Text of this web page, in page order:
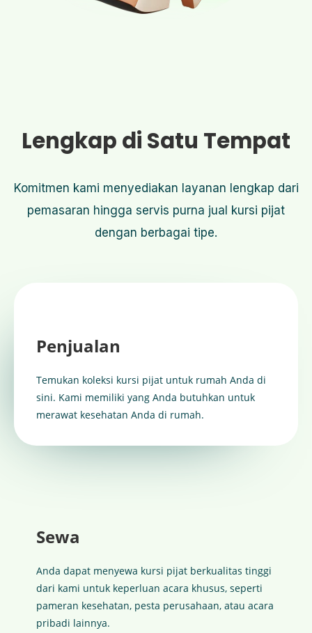
Lengkap di Satu Tempat
Komitmen kami menyediakan layanan lengkap dari
pemasaran hingga servis purna jual kursi pijat
dengan berbagai tipe.
Penjualan
Temukan koleksi kursi pijat untuk rumah Anda di
sini. Kami memiliki yang Anda butuhkan untuk
merawat kesehatan Anda di rumah.
Sewa
Anda dapat menyewa kursi pijat berkualitas tinggi
dari kami untuk keperluan acara khusus, seperti
pameran kesehatan, pesta perusahaan, atau acara
pribadi lainnya.